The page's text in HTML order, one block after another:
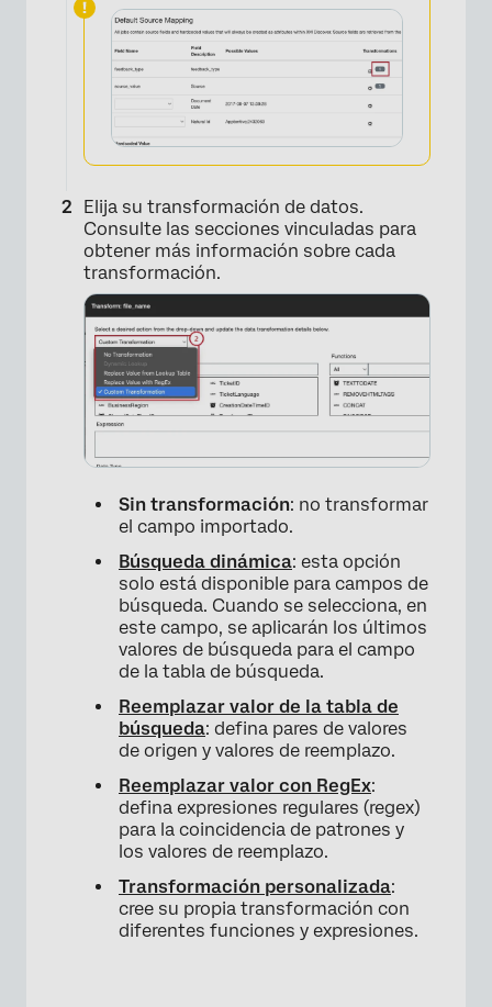
Elija su transformación de datos.
Consulte las secciones vinculadas para
obtener más información sobre cada
transformación.
Sin transformación: no transformar
el campo importado.
Búsqueda dinámica: esta opción
solo está disponible para campos de
búsqueda. Cuando se selecciona, en
este campo, se aplicarán los últimos
valores de búsqueda para el campo
de la tabla de búsqueda.
Reemplazar valor de la tabla de
búsqueda: defina pares de valores
de origen y valores de reemplazo.
Reemplazar valor con RegEx:
defina expresiones regulares (regex)
para la coincidencia de patrones y
los valores de reemplazo.
Transformación personalizada:
cree su propia transformación con
diferentes funciones y expresiones.